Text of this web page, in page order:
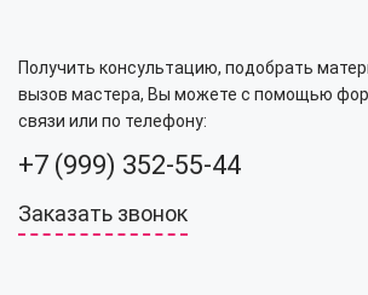
Получить консультацию, подобрать
вызов мастера, Вы можете с помощью
связи или по телефону:
+7 (999) 352-55-44
Заказать звонок